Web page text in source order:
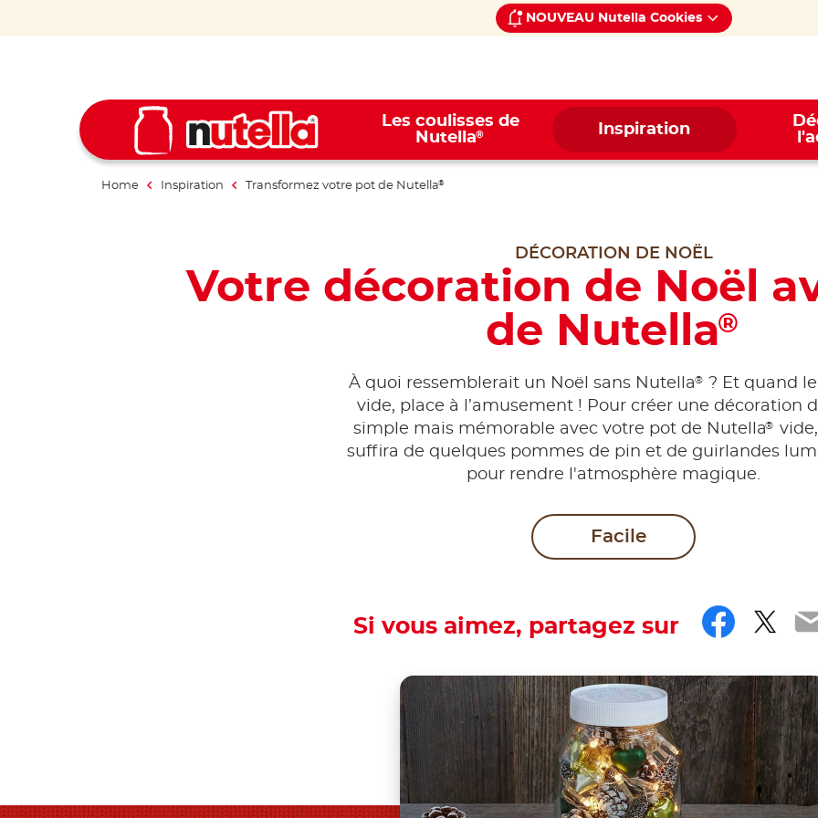
NOUVEAU Nutella Cookies
Les coulisses de
Nutella® Inspiration
Home Inspiration Transformez votre pot de Nutella®
DÉCORATION DE NOËL
Votre décoration de Noël
de Nutella®
À quoi ressemblerait un Noël sans Nutella® ? Et quand
vide, place à l’amusement ! Pour créer une décoration
simple mais mémorable avec votre pot de Nutella®
suffira de quelques pommes de pin et de guirlandes
pour rendre l'atmosphère magique.
Facile
Si vous aimez, partagez sur